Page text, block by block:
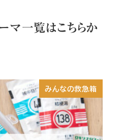
一覧はこちらか
みんなの救急箱